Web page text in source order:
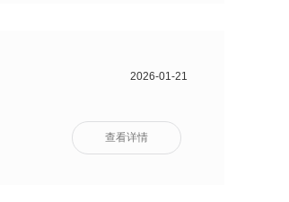
2026-01-21
查看详情